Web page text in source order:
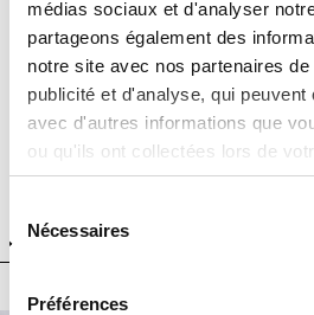
médias sociaux et d'analyser
partageons également des
notre site avec nos partenaires
publicité et d'analyse, qui
avec d'autres informations que
ou qu'ils ont collectées lors de
services.
Nécessaires
Préférences
TOUT AFFICHER
PEINTURE
ENTRETIEN TOITURE
NETTOYAGE ET